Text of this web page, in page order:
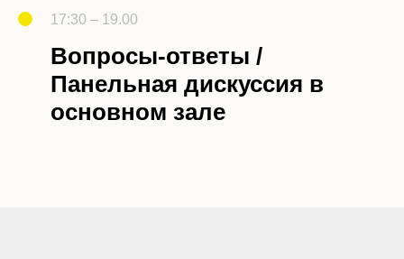
17:30 – 19.00
Вопросы-ответы /
Панельная дискуссия в
основном зале